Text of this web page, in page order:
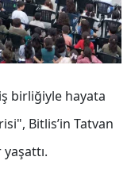
birliğiyle hayata
Bitlis’in Tatvan